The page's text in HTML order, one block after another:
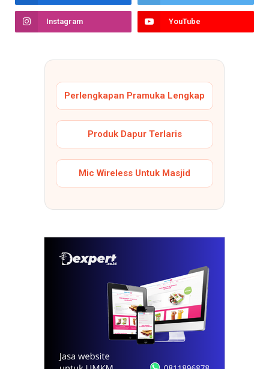
Instagram YouTube
Perlengkapan Pramuka Lengkap
Produk Dapur Terlaris
Mic Wireless Untuk Masjid